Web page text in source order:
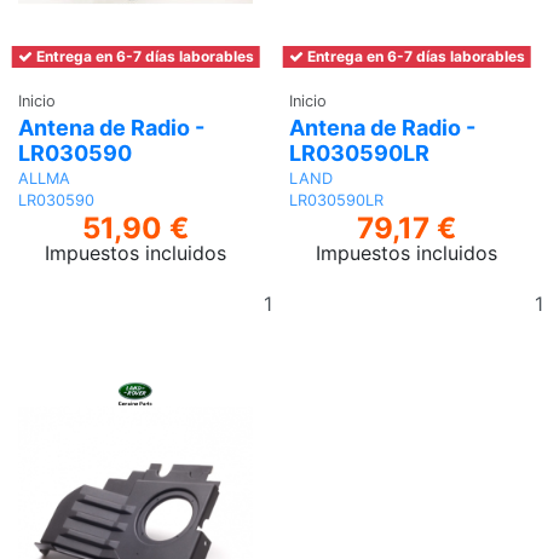
Entrega en 6-7 días laborables
Inicio
Antena de Radio -
LR030590
ALLMA
LR030590
51,90 €
Impuestos incluidos
Entrega en 6-7 días laborables
Inicio
Antena de Radio -
LR030590LR
LAND
LR030590LR
79,17 €
Impuestos incluidos